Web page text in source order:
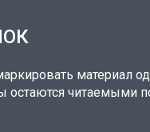
материал
остаются читаемыми